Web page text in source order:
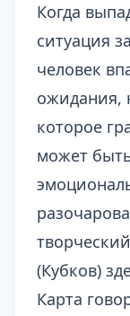
Когда
ситуация
человек
ожидания,
которое
может
(Кубков)
Карта